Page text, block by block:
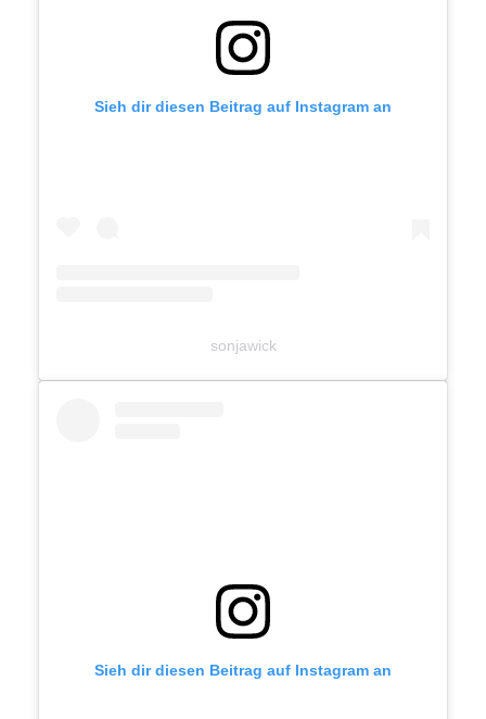
Sieh dir diesen Beitrag auf Instagram an
sonjawick
Sieh dir diesen Beitrag auf Instagram an